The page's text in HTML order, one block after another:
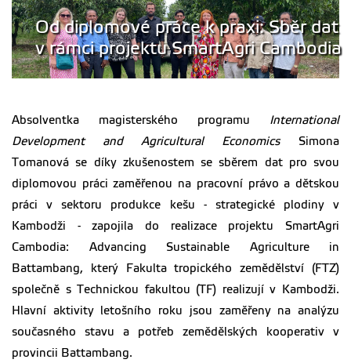
Od diplomové práce k praxi: Sběr dat
v rámci projektu SmartAgri Cambodia
Absolventka magisterského programu International
Development and Agricultural EconomicsSimona
Tomanová se díky zkušenostem se sběrem dat pro svou
diplomovou práci zaměřenou na pracovní právo a dětskou
práci v sektoru produkce kešu - strategické plodiny v
Kambodži - zapojila do realizace projektu SmartAgri
Cambodia: Advancing Sustainable Agriculture in
Battambang, který Fakulta tropického zemědělství (FTZ)
společně s Technickou fakultou (TF) realizují v Kambodži.
Hlavní aktivity letošního roku jsou zaměřeny na analýzu
současného stavu a potřeb zemědělských kooperativ v
provincii Battambang.